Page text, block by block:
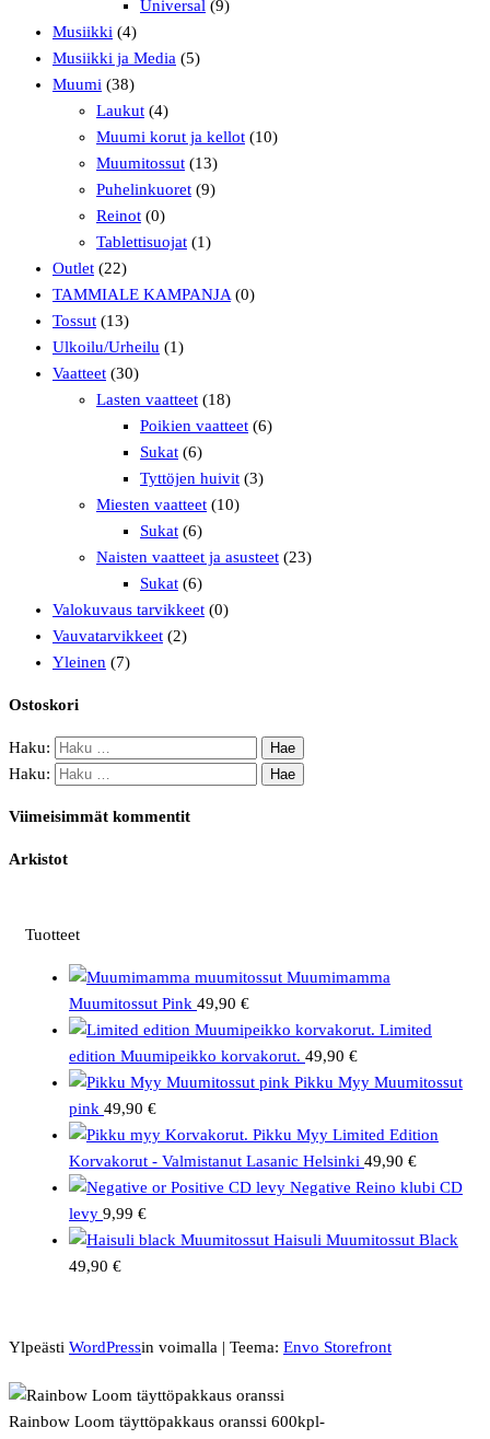
Universal (9)
Musiikki (4)
Musiikki ja Media (5)
Muumi (38)
Laukut (4)
Muumi korut ja kellot (10)
Muumitossut (13)
Puhelinkuoret (9)
Reinot (0)
Tablettisuojat (1)
Outlet (22)
TAMMIALE KAMPANJA (0)
Tossut (13)
Ulkoilu/Urheilu (1)
Vaatteet (30)
Lasten vaatteet (18)
Poikien vaatteet (6)
Sukat (6)
Tyttöjen huivit (3)
Miesten vaatteet (10)
Sukat (6)
Naisten vaatteet ja asusteet (23)
Sukat (6)
Valokuvaus tarvikkeet (0)
Vauvatarvikkeet (2)
Yleinen (7)
Ostoskori
Haku:
Haku:
Viimeisimmät kommentit
Arkistot
Tuotteet
Muumimamma
Muumitossut Pink 49,90 €
Limited
edition Muumipeikko korvakorut. 49,90 €
Pikku Myy Muumitossut
pink 49,90 €
Pikku Myy Limited Edition
Korvakorut - Valmistanut Lasanic Helsinki 49,90 €
Negative Reino klubi CD
levy 9,99 €
Haisuli Muumitossut Black
49,90 €
Ylpeästi WordPressin voimalla | Teema: Envo Storefront
Rainbow Loom täyttöpakkaus oranssi 600kpl-